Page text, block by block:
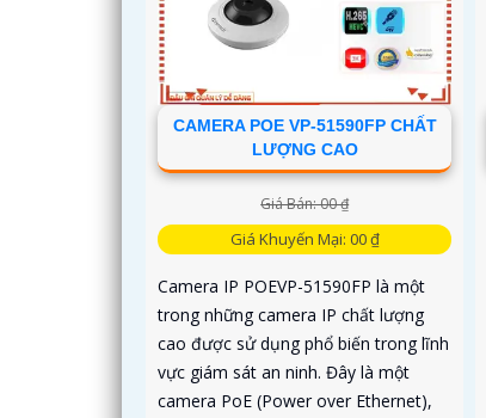
CAMERA POE VP-51590FP CHẤT
LƯỢNG CAO
Giá Bán: 00 ₫
Giá Khuyến Mại: 00 ₫
Camera IP POEVP-51590FP là một
trong những camera IP chất lượng
cao được sử dụng phổ biến trong lĩnh
vực giám sát an ninh. Đây là một
camera PoE (Power over Ethernet),